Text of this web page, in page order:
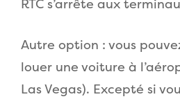
RTC s’arrête aux
Autre option : vous
louer une voiture à
Las Vegas). Excepté si